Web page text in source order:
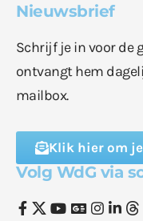
Nieuwsbrief
Schrijf je in voor de
ontvangt hem
mailbox.
Klik hier om
Volg WdG via